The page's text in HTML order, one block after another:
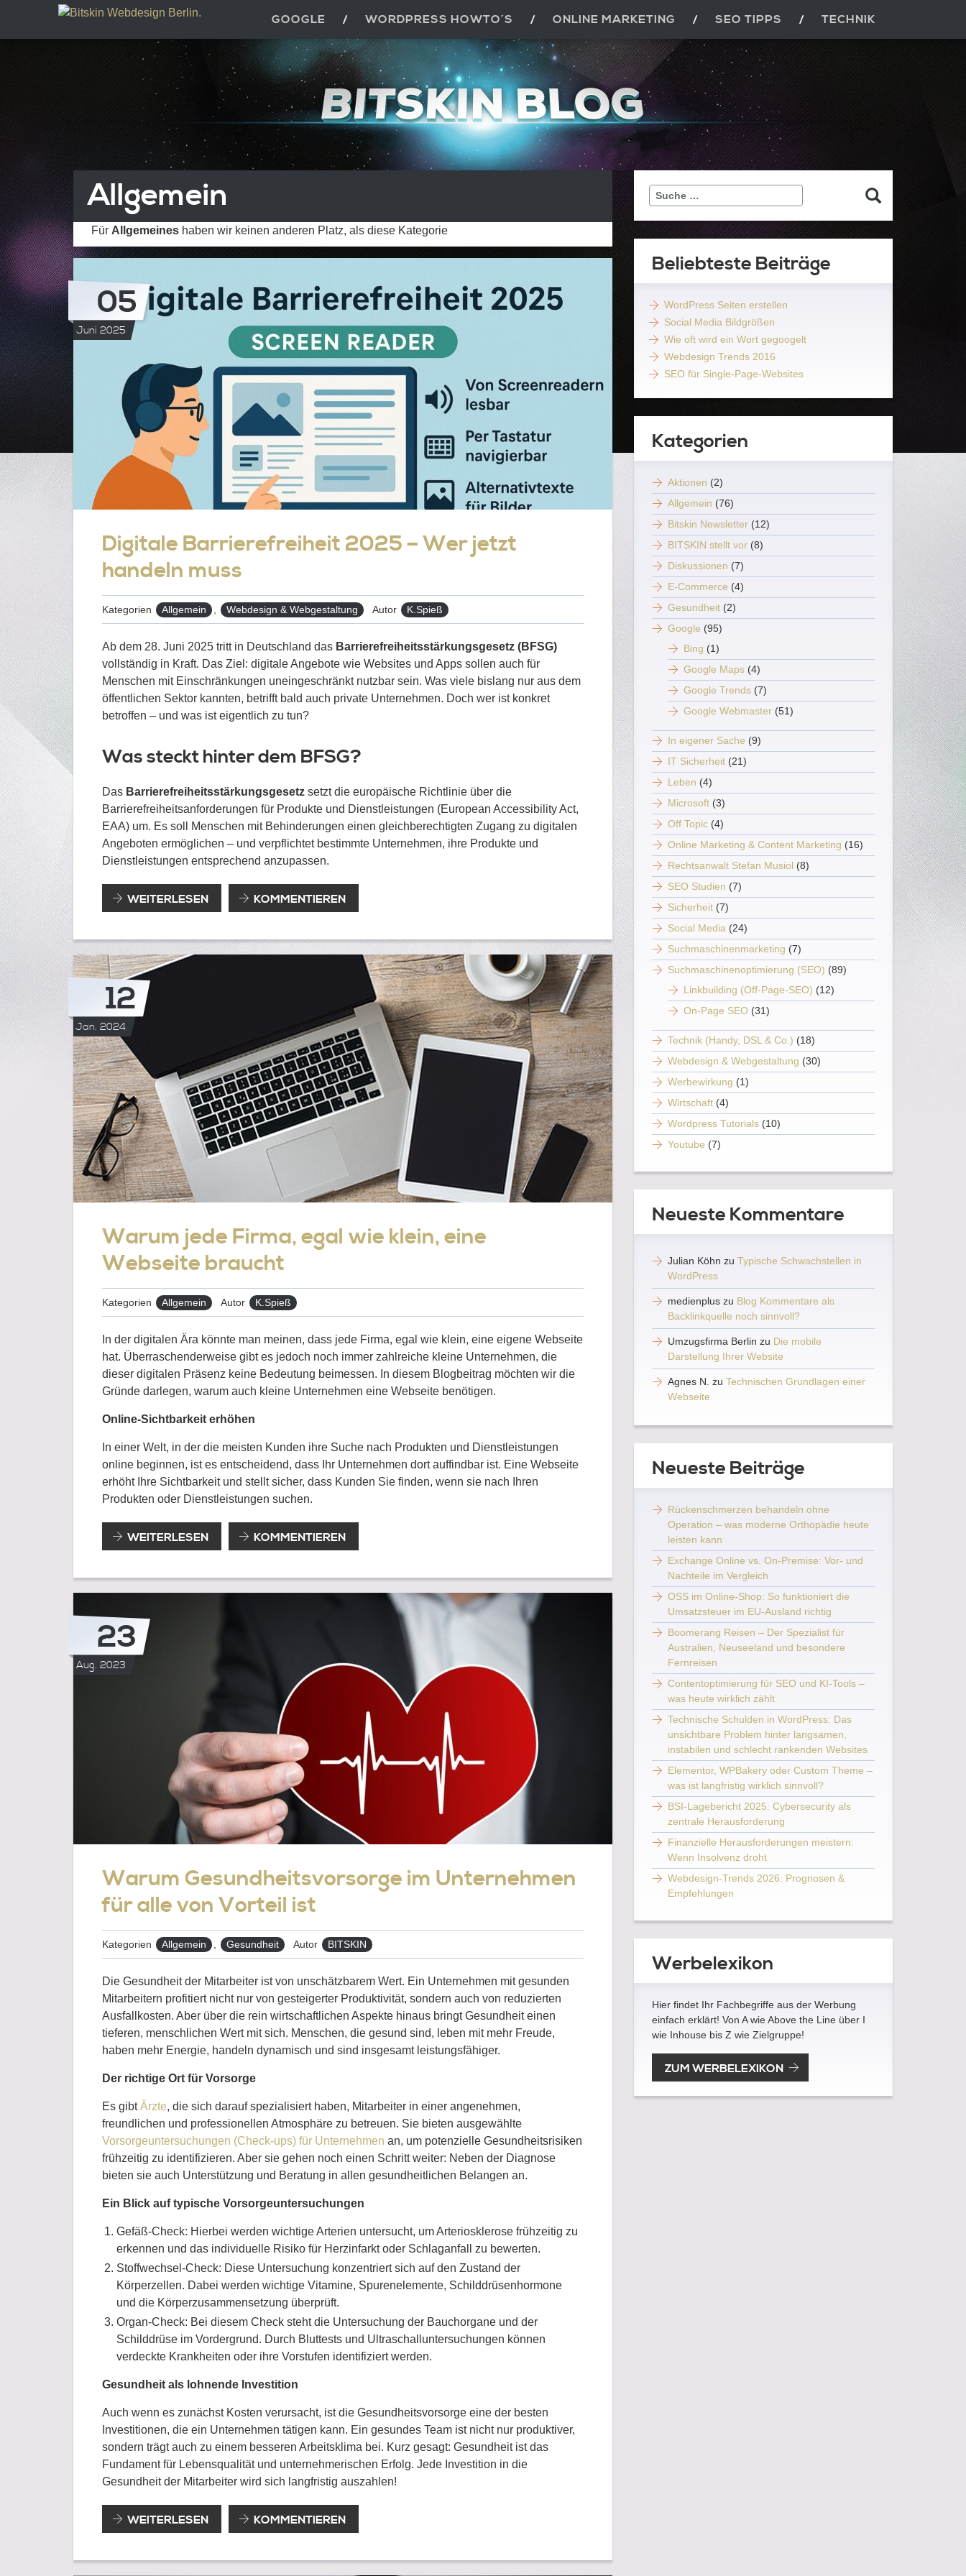
GOOGLE WORDPRESS HOWTO´S ONLINE MARKETING SEO TIPPS TECHNIK
Allgemein
Für Allgemeines haben wir keinen anderen Platz, als diese Kategorie
Digitale Barrierefreiheit 2025 – Wer jetzt
handeln muss
05
Juni 2025
Kategorien Allgemein Webdesign & Webgestaltung Autor K.Spieß
Ab dem 28. Juni 2025 tritt in Deutschland das Barrierefreiheitsstärkungsgesetz (BFSG)
vollständig in Kraft. Das Ziel: digitale Angebote wie Websites und Apps sollen auch für
Menschen mit Einschränkungen uneingeschränkt nutzbar sein. Was viele bislang nur aus dem
öffentlichen Sektor kannten, betrifft bald auch private Unternehmen. Doch wer ist konkret
betroffen – und was ist eigentlich zu tun?
Was steckt hinter dem BFSG?
Das Barrierefreiheitsstärkungsgesetz setzt die europäische Richtlinie über die
Barrierefreiheitsanforderungen für Produkte und Dienstleistungen (European Accessibility Act,
EAA) um. Es soll Menschen mit Behinderungen einen gleichberechtigten Zugang zu digitalen
Angeboten ermöglichen – und verpflichtet bestimmte Unternehmen, ihre Produkte und
Dienstleistungen entsprechend anzupassen.
DIGITALE
BARRIEREFREIHEIT
–
WER
JETZT
HANDELN
MUSS
WEITERLESEN KOMMENTIEREN
Warum jede Firma, egal wie klein, eine
Webseite braucht
12
Jan. 2024
Kategorien Allgemein Autor K.Spieß
In der digitalen Ära könnte man meinen, dass jede Firma, egal wie klein, eine eigene Webseite
hat. Überraschenderweise gibt es jedoch noch immer zahlreiche kleine Unternehmen, die
dieser digitalen Präsenz keine Bedeutung beimessen. In diesem Blogbeitrag möchten wir die
Gründe darlegen, warum auch kleine Unternehmen eine Webseite benötigen.
Online-Sichtbarkeit erhöhen
In einer Welt, in der die meisten Kunden ihre Suche nach Produkten und Dienstleistungen
online beginnen, ist es entscheidend, dass Ihr Unternehmen dort auffindbar ist. Eine Webseite
erhöht Ihre Sichtbarkeit und stellt sicher, dass Kunden Sie finden, wenn sie nach Ihren
Produkten oder Dienstleistungen suchen.
WARUM
JEDE
EGAL
WIE
EINE
WEBSEITE
BRAUCHT
WEITERLESEN KOMMENTIEREN
Warum Gesundheitsvorsorge im Unternehmen
für alle von Vorteil ist
23
Aug. 2023
Kategorien Allgemein Gesundheit Autor BITSKIN
Die Gesundheit der Mitarbeiter ist von unschätzbarem Wert. Ein Unternehmen mit gesunden
Mitarbeitern profitiert nicht nur von gesteigerter Produktivität, sondern auch von reduzierten
Ausfallkosten. Aber über die rein wirtschaftlichen Aspekte hinaus bringt Gesundheit einen
tieferen, menschlichen Wert mit sich. Menschen, die gesund sind, leben mit mehr Freude,
haben mehr Energie, handeln dynamisch und sind insgesamt leistungsfähiger.
Der richtige Ort für Vorsorge
Es gibtÄrzte, die sich darauf spezialisiert haben, Mitarbeiter in einer angenehmen,
freundlichen und professionellen Atmosphäre zu betreuen. Sie bieten ausgewählte
Vorsorgeuntersuchungen (Check-ups) für Unternehmen an, um potenzielle Gesundheitsrisiken
frühzeitig zu identifizieren. Aber sie gehen noch einen Schritt weiter: Neben der Diagnose
bieten sie auch Unterstützung und Beratung in allen gesundheitlichen Belangen an.
Ein Blick auf typische Vorsorgeuntersuchungen
Gefäß-Check: Hierbei werden wichtige Arterien untersucht, um Arteriosklerose frühzeitig zu
erkennen und das individuelle Risiko für Herzinfarkt oder Schlaganfall zu bewerten.
Stoffwechsel-Check: Diese Untersuchung konzentriert sich auf den Zustand der
Körperzellen. Dabei werden wichtige Vitamine, Spurenelemente, Schilddrüsenhormone
und die Körperzusammensetzung überprüft.
Organ-Check: Bei diesem Check steht die Untersuchung der Bauchorgane und der
Schilddrüse im Vordergrund. Durch Bluttests und Ultraschalluntersuchungen können
verdeckte Krankheiten oder ihre Vorstufen identifiziert werden.
Gesundheit als lohnende Investition
Auch wenn es zunächst Kosten verursacht, ist die Gesundheitsvorsorge eine der besten
Investitionen, die ein Unternehmen tätigen kann. Ein gesundes Team ist nicht nur produktiver,
sondern trägt auch zu einem besseren Arbeitsklima bei. Kurz gesagt: Gesundheit ist das
Fundament für Lebensqualität und unternehmerischen Erfolg. Jede Investition in die
Gesundheit der Mitarbeiter wird sich langfristig auszahlen!
WARUM
GESUNDHEITSVORSORGE
UNTERNEHMEN
WEITERLESEN KOMMENTIEREN
Suche
…
Beliebteste Beiträge
WordPress Seiten erstellen
Social Media Bildgrößen
Wie oft wird ein Wort gegoogelt
Webdesign Trends 2016
SEO für Single-Page-Websites
Kategorien
Aktionen (2)
Allgemein (76)
Bitskin Newsletter (12)
BITSKIN stellt vor (8)
Diskussionen (7)
E-Commerce (4)
Gesundheit (2)
Google (95)
Bing (1)
Google Maps (4)
Google Trends (7)
Google Webmaster (51)
In eigener Sache (9)
IT Sicherheit (21)
Leben (4)
Microsoft (3)
Off Topic (4)
Online Marketing & Content Marketing (16)
Rechtsanwalt Stefan Musiol (8)
SEO Studien (7)
Sicherheit (7)
Social Media (24)
Suchmaschinenmarketing (7)
Suchmaschinenoptimierung (SEO) (89)
Linkbuilding (Off-Page-SEO) (12)
On-Page SEO (31)
Technik (Handy, DSL & Co.) (18)
Webdesign & Webgestaltung (30)
Werbewirkung (1)
Wirtschaft (4)
Wordpress Tutorials (10)
Youtube (7)
Neueste Kommentare
Julian Köhn zu Typische Schwachstellen in
WordPress
medienplus zu Blog Kommentare als
Backlinkquelle noch sinnvoll?
Umzugsfirma Berlin zu Die mobile
Darstellung Ihrer Website
Agnes N. zu Technischen Grundlagen einer
Webseite
Neueste Beiträge
Rückenschmerzen behandeln ohne
Operation – was moderne Orthopädie heute
leisten kann
Exchange Online vs. On-Premise: Vor- und
Nachteile im Vergleich
OSS im Online-Shop: So funktioniert die
Umsatzsteuer im EU-Ausland richtig
Boomerang Reisen – Der Spezialist für
Australien, Neuseeland und besondere
Fernreisen
Contentoptimierung für SEO und KI-Tools –
was heute wirklich zählt
Technische Schulden in WordPress: Das
unsichtbare Problem hinter langsamen,
instabilen und schlecht rankenden Websites
Elementor, WPBakery oder Custom Theme –
was ist langfristig wirklich sinnvoll?
BSI-Lagebericht 2025: Cybersecurity als
zentrale Herausforderung
Finanzielle Herausforderungen meistern:
Wenn Insolvenz droht
Webdesign-Trends 2026: Prognosen &
Empfehlungen
Werbelexikon
Hier findet Ihr Fachbegriffe aus der Werbung
einfach erklärt! Von A wie Above the Line über I
wie Inhouse bis Z wie Zielgruppe!
ZUM WERBELEXIKON